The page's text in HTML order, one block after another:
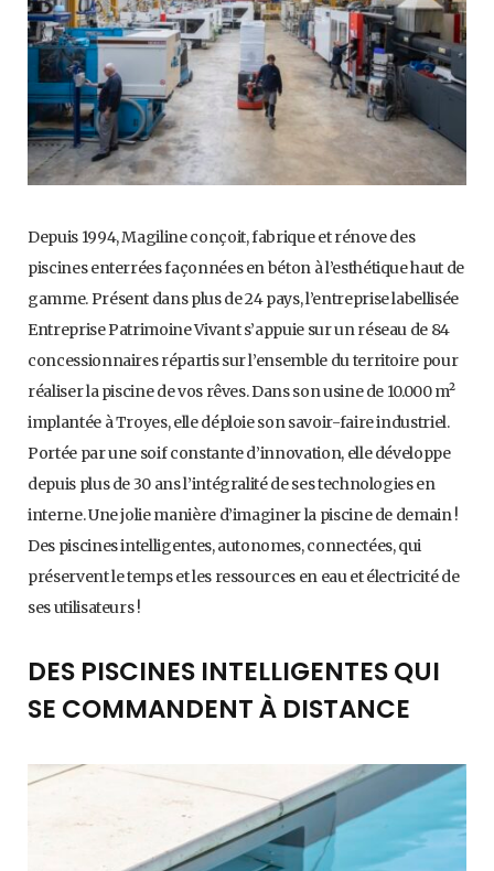
Depuis 1994, Magiline conçoit, fabrique et rénove des
piscines enterrées façonnées en béton à l’esthétique haut de
gamme. Présent dans plus de 24 pays, l’entreprise labellisée
Entreprise Patrimoine Vivant s’appuie sur un réseau de 84
concessionnaires répartis sur l’ensemble du territoire pour
réaliser la piscine de vos rêves. Dans son usine de 10.000 m²
implantée à Troyes, elle déploie son savoir-faire industriel.
Portée par une soif constante d’innovation, elle développe
depuis plus de 30 ans l’intégralité de ses technologies en
interne. Une jolie manière d’imaginer la piscine de demain !
Des piscines intelligentes, autonomes, connectées, qui
préservent le temps et les ressources en eau et électricité de
ses utilisateurs !
DES PISCINES INTELLIGENTES QUI
SE COMMANDENT À DISTANCE